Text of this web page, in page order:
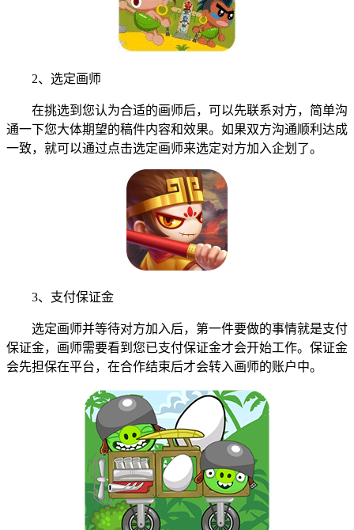
2、选定画师
在挑选到您认为合适的画师后，可以先联系对方，简单沟
通一下您大体期望的稿件内容和效果。如果双方沟通顺利达成
一致，就可以通过点击选定画师来选定对方加入企划了。
3、支付保证金
选定画师并等待对方加入后，第一件要做的事情就是支付
保证金，画师需要看到您已支付保证金才会开始工作。保证金
会先担保在平台，在合作结束后才会转入画师的账户中。